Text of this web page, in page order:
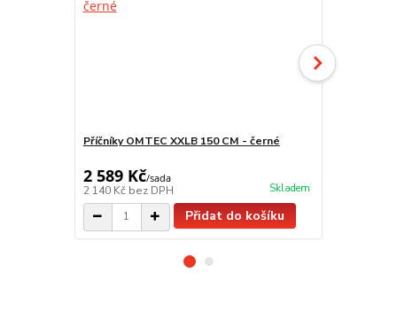
Příčníky OMTEC XXLB 150 CM - černé
2 589 Kč/sada
2 140 Kč bez DPH Skladem
Přidat do košíku